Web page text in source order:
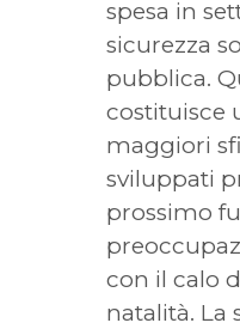
spesa in
sicurezza
pubblica.
costituisce
maggiori
sviluppati
prossimo
con il calo
natalità. La